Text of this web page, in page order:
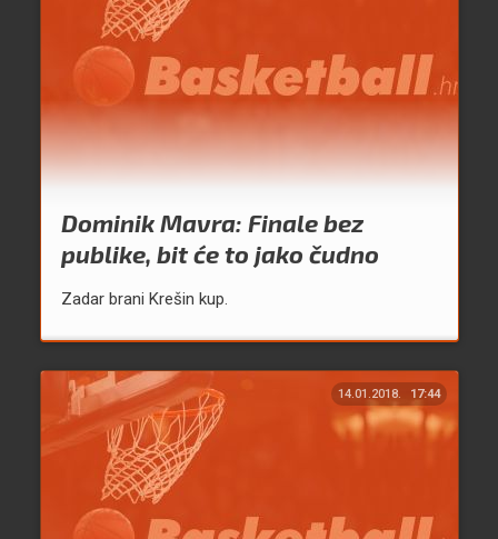
Dominik Mavra: Finale bez
publike, bit će to jako čudno
Zadar brani Krešin kup.
14.01.2018. 17:44